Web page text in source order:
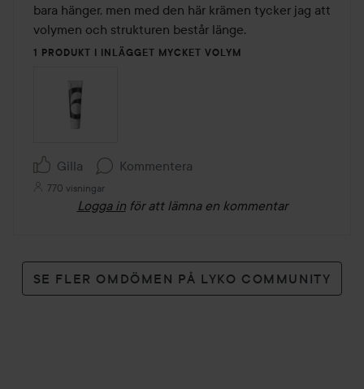
bara hänger, men med den här krämen tycker jag att
volymen och strukturen består länge.
1 PRODUKT I INLÄGGET MYCKET VOLYM
Gilla Kommentera
770 visningar
Logga in för att lämna en kommentar
SE FLER OMDÖMEN PÅ LYKO COMMUNITY